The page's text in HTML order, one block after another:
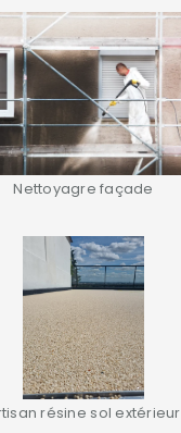
Nettoyagre façade
résine sol extérieur